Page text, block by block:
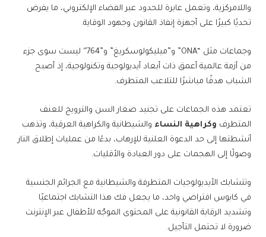
واللامركزية، وتعمل عابرة للحدود عبر الفضاء الإلكتروني، ما يفرض
تحديًا كبيرًا على أجهزة إنفاذ القانون وجهود الوقاية.
وجماعات مثل “ONA” و”ميليكولوسكريغ” و”764″ ليست سوى جزء
من أزمة عالمية أعمق ذات أبعاد أيديولوجية وتكنولوجية، إذ أصبح
الشباب هدفًا مباشرًا للتلاعب المتطرف.
تعتمد هذه الجماعات على تجنيد صغار السن والترويج للعنف
المتطرف وكراهية النساء والشيطانية والكراهية العرقية، وتذهب
أنشطتها إلى حد الدعوة العلنية للإرهاب، بدءًا من عمليات إطلاق النار
وصولًا إلى الهجمات على دور العبادة والأقليات.
وتتشابك الأيديولوجيات المتطرفة والشيطانية مع الجرائم الجنسية
في كابوس افتراضي واحد، ما يجعل فك هذا التشابك اجتماعيًا
وتشديد الرقابة القانونية على المحتوى الموجّه للأطفال عبر الإنترنت
ضرورة لا تحتمل التأجيل.